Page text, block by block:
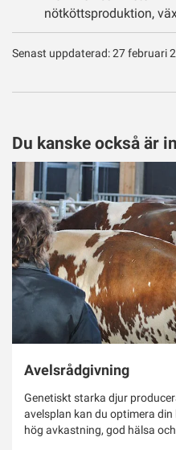
nötköttsproduktion,
Senast uppdaterad: 27 februari
Du kanske också är
Avelsrådgivning
Genetiskt starka djur
avelsplan kan du optimera
hög avkastning, god hälsa